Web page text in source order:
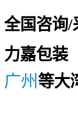
全国咨询/
力嘉包装
广州等大